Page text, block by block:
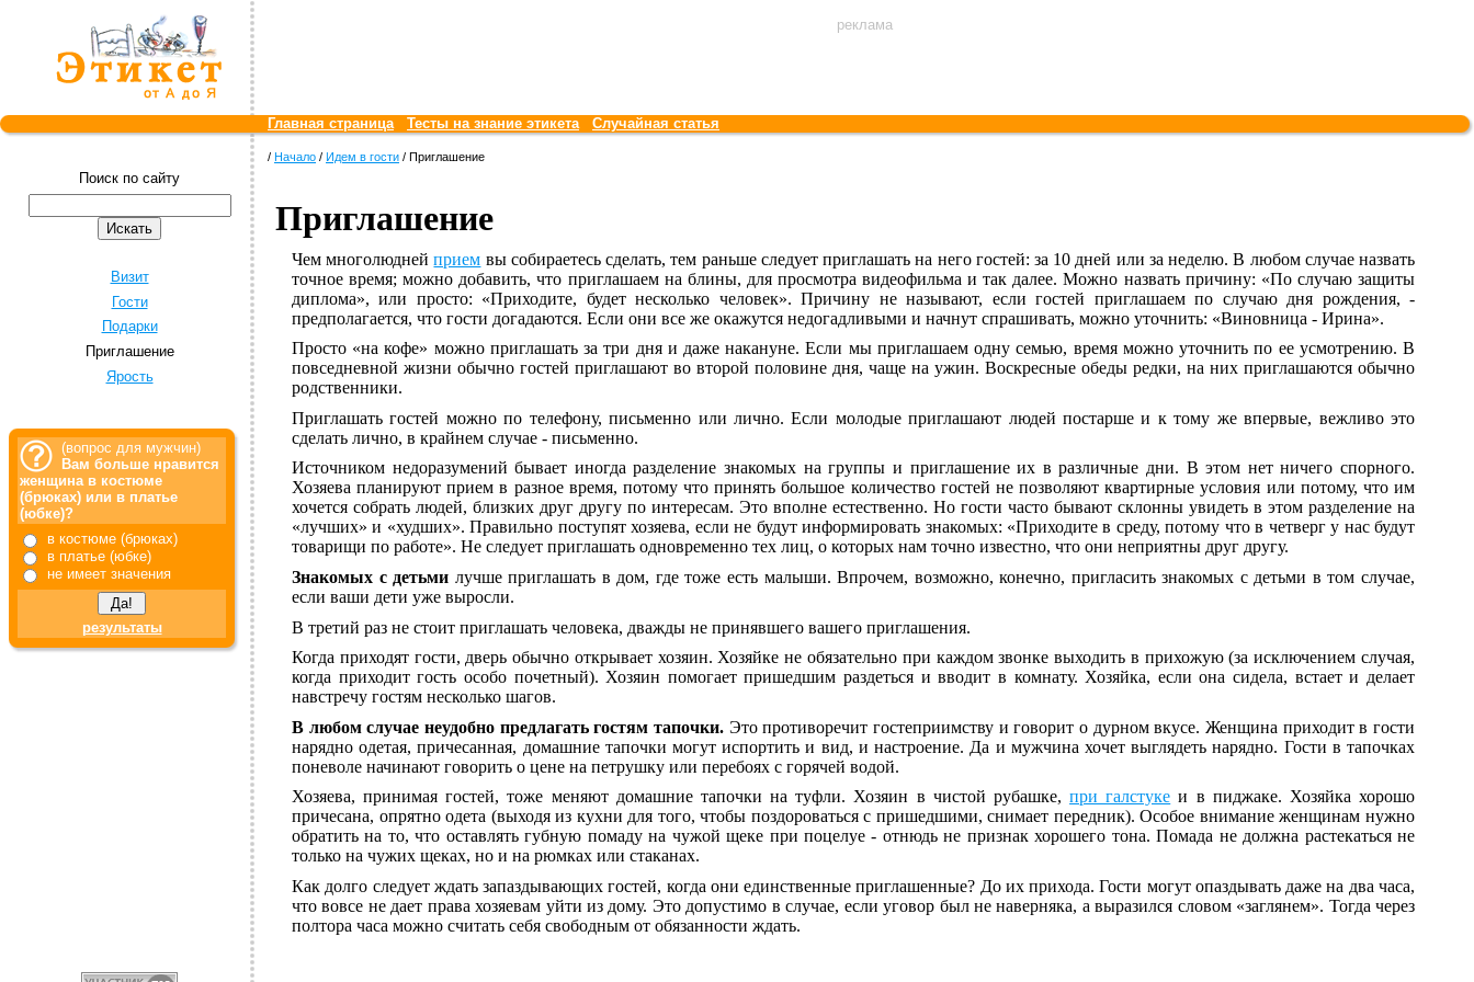
реклама
Главная страница Тесты на знание этикета Случайная статья
Поиск по сайту
Визит
Гости
Подарки
Приглашение
Ярость
(вопрос для мужчин)
Вам больше нравится
женщина в костюме
(брюках) или в платье
(юбке)?
в костюме (брюках)
в платье (юбке)
не имеет значения
результаты
/ Начало / Идем в гости / Приглашение
Приглашение
Чем многолюднейприем вы собираетесь сделать, тем раньше следует приглашать на него гостей: за 10 дней или за неделю. В любом случае назвать
точное время; можно добавить, что приглашаем на блины, для просмотра видеофильма и так далее. Можно назвать причину: «По случаю защиты
диплома», или просто: «Приходите, будет несколько человек». Причину не называют, если гостей приглашаем по случаю дня рождения, -
предполагается, что гости догадаются. Если они все же окажутся недогадливыми и начнут спрашивать, можно уточнить: «Виновница - Ирина».
Просто «на кофе» можно приглашать за три дня и даже накануне. Если мы приглашаем одну семью, время можно уточнить по ее усмотрению. В
повседневной жизни обычно гостей приглашают во второй половине дня, чаще на ужин. Воскресные обеды редки, на них приглашаются обычно
родственники.
Приглашать гостей можно по телефону, письменно или лично. Если молодые приглашают людей постарше и к тому же впервые, вежливо это
сделать лично, в крайнем случае - письменно.
Источником недоразумений бывает иногда разделение знакомых на группы и приглашение их в различные дни. В этом нет ничего спорного.
Хозяева планируют прием в разное время, потому что принять большое количество гостей не позволяют квартирные условия или потому, что им
хочется собрать людей, близких друг другу по интересам. Это вполне естественно. Но гости часто бывают склонны увидеть в этом разделение на
«лучших» и «худших». Правильно поступят хозяева, если не будут информировать знакомых: «Приходите в среду, потому что в четверг у нас будут
товарищи по работе». Не следует приглашать одновременно тех лиц, о которых нам точно известно, что они неприятны друг другу.
Знакомых с детьми лучше приглашать в дом, где тоже есть малыши. Впрочем, возможно, конечно, пригласить знакомых с детьми в том случае,
если ваши дети уже выросли.
В третий раз не стоит приглашать человека, дважды не принявшего вашего приглашения.
Когда приходят гости, дверь обычно открывает хозяин. Хозяйке не обязательно при каждом звонке выходить в прихожую (за исключением случая,
когда приходит гость особо почетный). Хозяин помогает пришедшим раздеться и вводит в комнату. Хозяйка, если она сидела, встает и делает
навстречу гостям несколько шагов.
В любом случае неудобно предлагать гостям тапочки. Это противоречит гостеприимству и говорит о дурном вкусе. Женщина приходит в гости
нарядно одетая, причесанная, домашние тапочки могут испортить и вид, и настроение. Да и мужчина хочет выглядеть нарядно. Гости в тапочках
поневоле начинают говорить о цене на петрушку или перебоях с горячей водой.
Хозяева, принимая гостей, тоже меняют домашние тапочки на туфли. Хозяин в чистой рубашке,при галстуке и в пиджаке. Хозяйка хорошо
причесана, опрятно одета (выходя из кухни для того, чтобы поздороваться с пришедшими, снимает передник). Особое внимание женщинам нужно
обратить на то, что оставлять губную помаду на чужой щеке при поцелуе - отнюдь не признак хорошего тона. Помада не должна растекаться не
только на чужих щеках, но и на рюмках или стаканах.
Как долго следует ждать запаздывающих гостей, когда они единственные приглашенные? До их прихода. Гости могут опаздывать даже на два часа,
что вовсе не дает права хозяевам уйти из дому. Это допустимо в случае, если уговор был не наверняка, а выразился словом «заглянем». Тогда через
полтора часа можно считать себя свободным от обязанности ждать.